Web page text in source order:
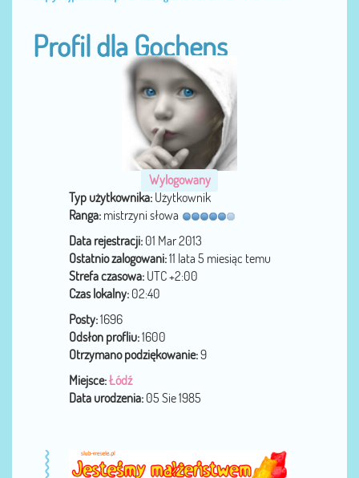
Profil dla Gochens
Wylogowany
Typ użytkownika: Użytkownik
Ranga: mistrzyni słowa
Data rejestracji: 01 Mar 2013
Ostatnio zalogowani:11 lata 5 miesiąc temu
Strefa czasowa: UTC +2:00
Czas lokalny: 02:40
Posty:1696
Odsłon profliu:1600
Otrzymano podziękowanie:9
Miejsce:Łódź
Data urodzenia: 05 Sie 1985